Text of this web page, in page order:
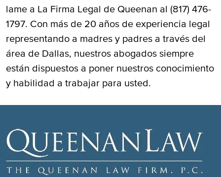
lame a La Firma Legal de Queenan al (817) 476-
1797. Con más de 20 años de experiencia legal
representando a madres y padres a través del
área de Dallas, nuestros abogados siempre
están dispuestos a poner nuestros conocimiento
y habilidad a trabajar para usted.